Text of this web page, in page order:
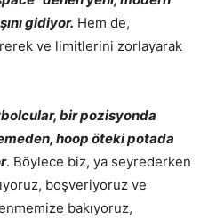
gidiyor. Hem de,
ve limitlerini zorlayarak
bir pozisyonda
hoop öteki potada
. Böylece biz, ya seyrederken
boşveriyoruz ve
bakıyoruz,